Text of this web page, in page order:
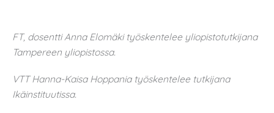
FT, dosentti Anna Elomäki työskentelee yliopistotutkijana
Tampereen yliopistossa.
VTT Hanna-Kaisa Hoppania työskentelee tutkijana
Ikäinstituutissa.